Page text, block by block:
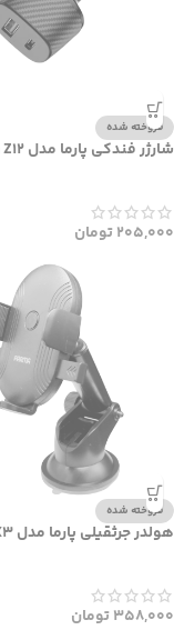
فروخته شده
شارژر فندکی پارما مدل Parma Z12
205,000تومان
فروخته شده
هولدر جرثقیلی پارما مدل Parma X3
358,000تومان